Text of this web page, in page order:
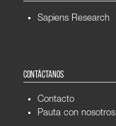
Sapiens Research
CONTÁCTANOS
Contacto
Pauta con nosotros